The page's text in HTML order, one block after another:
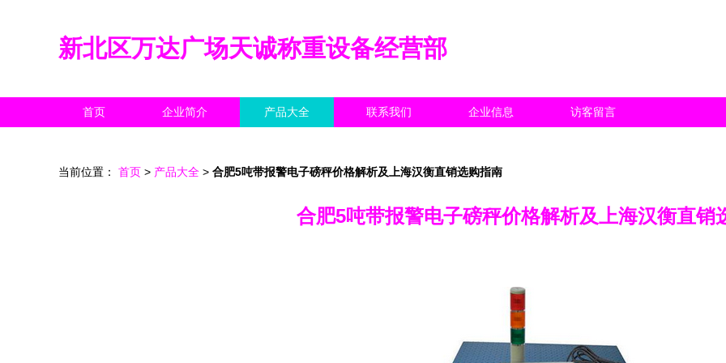
新北区万达广场天诚称重设备经营部
首页 企业简介 产品大全 联系我们 企业信息 访客留言
当前位置： 首页 > 产品大全 > 合肥5吨带报警电子磅秤价格解析及上海汉衡直销选购指南
合肥5吨带报警电子磅秤价格解析及上海汉衡直销